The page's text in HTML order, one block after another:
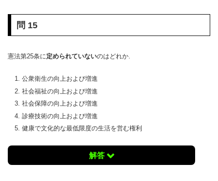
問 15
憲法第25条に 定められていないのはどれか.
公衆衛生の向上および増進
社会福祉の向上および増進
社会保障の向上および増進
診療技術の向上および増進
健康で文化的な最低限度の生活を営む権利
解答